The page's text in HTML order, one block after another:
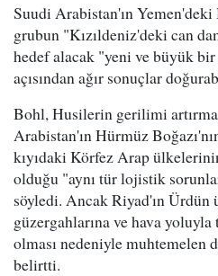
Suudi Arabistan'ın
grubun "Kızıldeniz'deki can
hedef alacak "yeni ve büyük bir
açısından ağır sonuçlar
Bohl, Husilerin gerilimi
Arabistan'ın Hürmüz
kıyıdaki Körfez Arap
olduğu "aynı tür lojistik
söyledi. Ancak Riyad'ın Ürdün
güzergahlarına ve hava
olması nedeniyle muhtemelen
belirtti.